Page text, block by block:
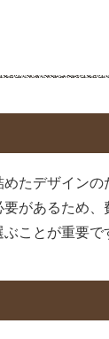
たデザイン
があるため
ことが重要で